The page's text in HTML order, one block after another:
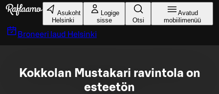
Liigu peamise sisu juurde
Asukoht
Helsinki
Logige
sisse
Otsi
Avatud
mobiilimenüü
Broneeri laud Helsinki
Kokkolan Mustakari ravintola on
esteetön